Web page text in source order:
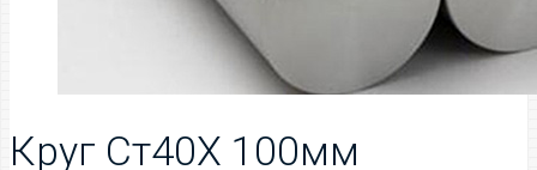
Круг Ст40Х 100мм